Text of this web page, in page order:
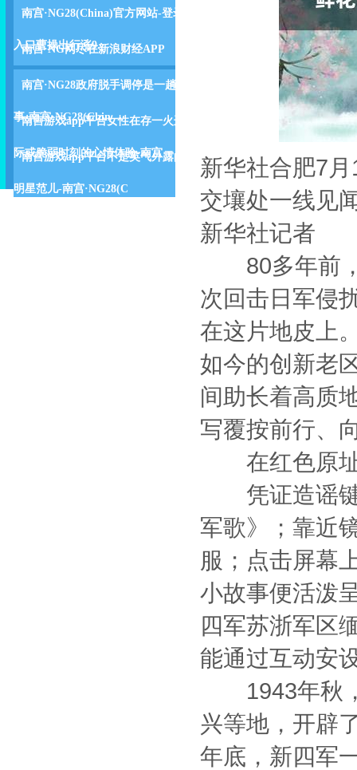
南宫·NG28(China)官方网站-登录
入口曹操出行涨9.
南宫·NG网尽在新浪财经APP
南宫·NG28政府脱手调停是一趟
事-南宫·NG28(Chin
南宫游戏app平台女性在存一火边
际或脆弱时刻的心情体验-南宫
南宫游戏app平台不是英气外露的
明星范儿-南宫·NG28(C
新华社合肥7
交壤处一线见
新华社记者
80多年前，
次回击日军侵
在这片地皮上
如今的创新老
间助长着高质
写覆按前行、
在红色原址
凭证造谣键
军歌》；靠近
服；点击屏幕
小故事便活泼
四军苏浙军区
能通过互动安
1943年秋，
兴等地，开辟
年底，新四军